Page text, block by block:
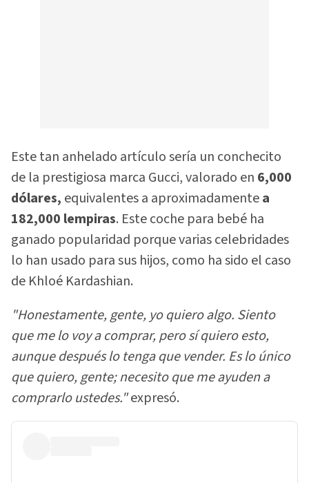
Este tan anhelado artículo sería un conchecito
de la prestigiosa marca Gucci, valorado en 6,000
dólares, equivalentes a aproximadamentea
182,000 lempiras. Este coche para bebé ha
ganado popularidad porque varias celebridades
lo han usado para sus hijos, como ha sido el caso
de Khloé Kardashian.
"Honestamente, gente, yo quiero algo. Siento
que me lo voy a comprar, pero sí quiero esto,
aunque después lo tenga que vender. Es lo único
que quiero, gente; necesito que me ayuden a
comprarlo ustedes."expresó.